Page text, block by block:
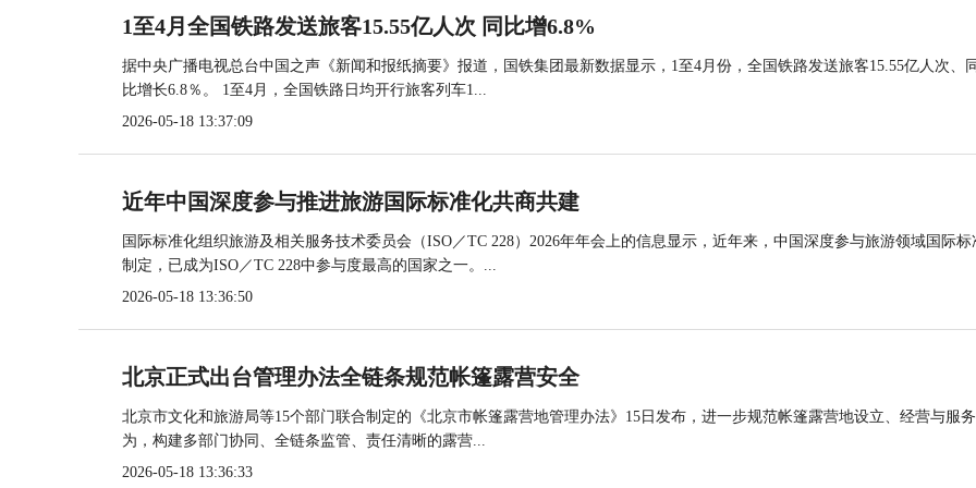
1至4月全国铁路发送旅客15.55亿人次 同比增6.8%
据中央广播电视总台中国之声《新闻和报纸摘要》报道，国铁集团最新数据显示，1至4月份，全国铁路发送旅客15.55亿人次、同
比增长6.8％。 1至4月，全国铁路日均开行旅客列车1...
2026-05-18 13:37:09
近年中国深度参与推进旅游国际标准化共商共建
国际标准化组织旅游及相关服务技术委员会（ISO／TC 228）2026年年会上的信息显示，近年来，中国深度参与旅游领域国际标
制定，已成为ISO／TC 228中参与度最高的国家之一。...
2026-05-18 13:36:50
北京正式出台管理办法全链条规范帐篷露营安全
北京市文化和旅游局等15个部门联合制定的《北京市帐篷露营地管理办法》15日发布，进一步规范帐篷露营地设立、经营与服
为，构建多部门协同、全链条监管、责任清晰的露营...
2026-05-18 13:36:33